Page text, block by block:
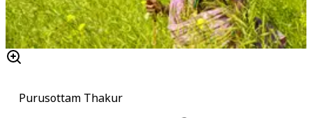
Purusottam Thakur